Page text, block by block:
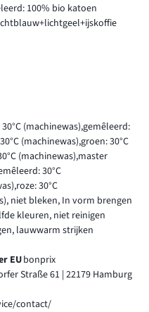
100% bio katoen
(machinewas),gemêleerd:
(machinewas),groen: 30°C
(machinewas),master
30°C
30°C
niet bleken, In vorm brengen
kleuren, niet reinigen
lauwwarm strijken
EUbonprix
Straße 61 | 22179 Hamburg
contact/